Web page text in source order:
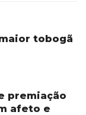
tobogã
premiação
afeto e